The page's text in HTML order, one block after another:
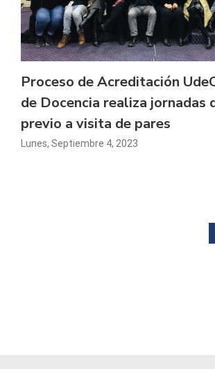
Proceso de Acreditación
de Docencia realiza jornadas
previo a visita de pares
Lunes, Septiembre 4, 2023